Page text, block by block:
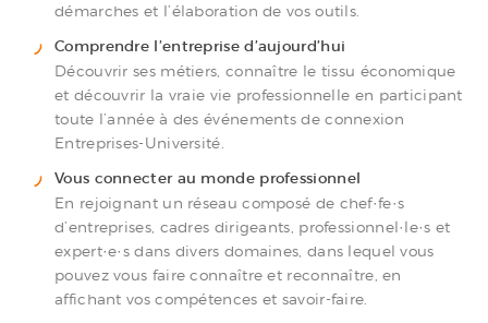
démarches et l’élaboration de vos outils.
Comprendre l’entreprise d’aujourd’hui
Découvrir ses métiers, connaître le tissu économique
et découvrir la vraie vie professionnelle en participant
toute l’année à des événements de connexion
Entreprises-Université.
Vous connecter au monde professionnel
En rejoignant un réseau composé de chef·fe·s
d’entreprises, cadres dirigeants, professionnel·le·s et
expert·e·s dans divers domaines, dans lequel vous
pouvez vous faire connaître et reconnaître, en
affichant vos compétences et savoir-faire.